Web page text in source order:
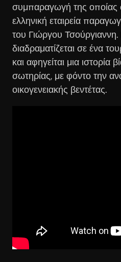
συμπαραγωγή της οποίας
ελληνική εταιρεία
του Γιώργου Τσούργιαννη.
διαδραματίζεται σε ένα
και αφηγείται μια ιστορία
σωτηρίας, με φόντο την
οικογενειακής βεντέτας.